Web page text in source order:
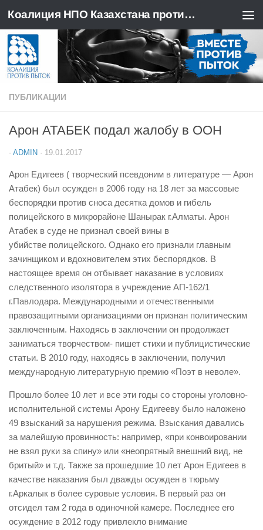
Перейти к содержимому Коалиция НПО Казахстана против пыток
ПУБЛИКАЦИИ
Арон АТАБЕК подал жалобу в ООН
- ADMIN · 19.01.2017
Арон Едигеев ( творческий псевдоним в литературе — Арон
Атабек) был осужден в 2006 году на 18 лет за массовые
беспорядки против сноса десятка домов и гибель
полицейского в микрорайоне Шанырак г.Алматы. Арон
Атабек в суде не признал своей вины в
убийстве полицейского. Однако его признали главным
зачинщиком и вдохновителем этих беспорядков. В
настоящее время он отбывает наказание в условиях
следственного изолятора в учреждение АП-162/1
г.Павлодара. Международными и отечественными
правозащитными организациями он признан политическим
заключенным. Находясь в заключении он продолжает
заниматься творчеством- пишет стихи и публицистические
статьи. В 2010 году, находясь в заключении, получил
международную литературную премию «Поэт в неволе».
Прошло более 10 лет и все эти годы со стороны уголовно-
исполнительной системы Арону Едигееву было наложено
49 взысканий за нарушения режима. Взыскания давались
за малейшую провинность: например, «при конвоировании
не взял руки за спину» или «неопрятный внешний вид, не
бритый» и т.д. Также за прошедшие 10 лет Арон Едигеев в
качестве наказания был дважды осужден в тюрьму
г.Аркалык в более суровые условия. В первый раз он
отсидел там 2 года в одиночной камере. Последнее его
осуждение в 2012 году привлекло внимание